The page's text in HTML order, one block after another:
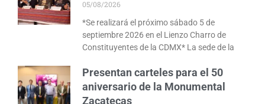
05/08/2026
*Se realizará el próximo sábado 5 de
septiembre 2026 en el Lienzo Charro de
Constituyentes de la CDMX* La sede de la
Presentan carteles para el 50
aniversario de la Monumental
Zacatecas